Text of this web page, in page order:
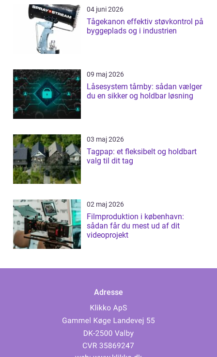
04 juni 2026
Tågekanon effektiv støvkontrol på
byggeplads og i industrien
09 maj 2026
Låsesystem tårnby: sådan vælger
du en sikker og holdbar løsning
03 maj 2026
Tagpap: et fleksibelt og holdbart
valg til dit tag
02 maj 2026
Filmproduktion i københavn:
sådan får du mest ud af dit
videoprojekt
Adresse